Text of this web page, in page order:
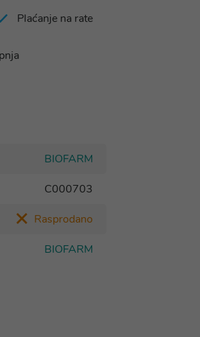
Plaćanje na rate
BIOFARM
C000703
Rasprodano
BIOFARM